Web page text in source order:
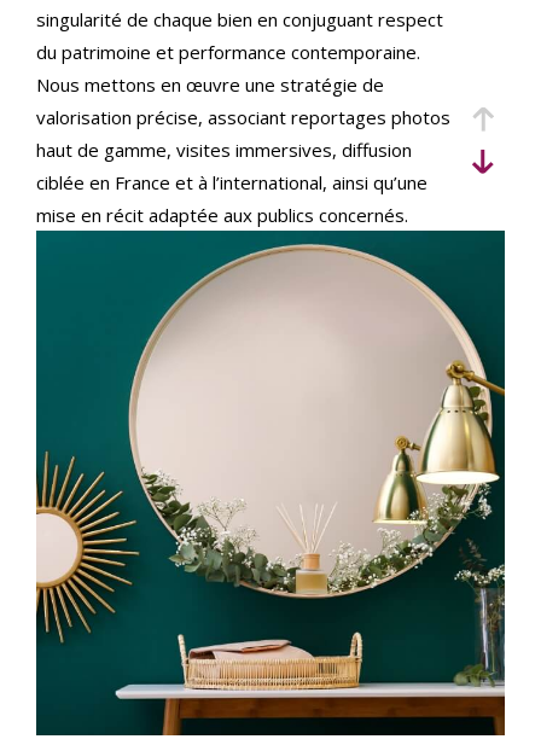
singularité de chaque bien en conjuguant respect
du patrimoine et performance contemporaine.
Nous mettons en œuvre une stratégie de
valorisation précise, associant reportages photos
haut de gamme, visites immersives, diffusion
ciblée en France et à l’international, ainsi qu’une
mise en récit adaptée aux publics concernés.
Implantés au cœur du Val de Loire et actifs sur
l’ensemble du territoire, nous accompagnons
vendeurs et acquéreurs français et internationaux,
avec une expertise juridique et patrimoniale
rigoureuse pour sécuriser chaque étape de la
transaction.
Notre signature se fonde sur la discrétion, la
transparence et l’exigence professionnelle.
CONNECTA Patrimoine : relier le passé, le présent
et l’avenir de notre patrimoine.